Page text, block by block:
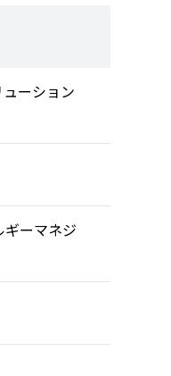
ーション
ーマネジ